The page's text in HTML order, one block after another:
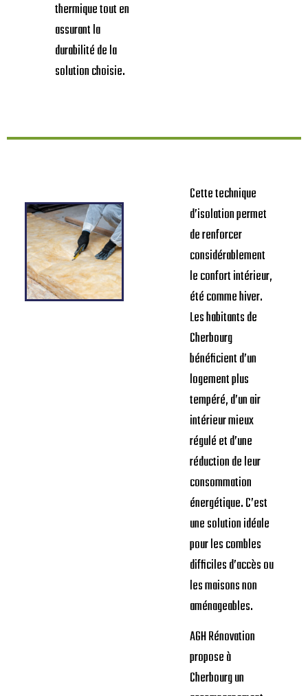
thermique tout en
assurant la
durabilité de la
solution choisie.
Cette technique
d’isolation permet
de renforcer
considérablement
le confort intérieur,
été comme hiver.
Les habitants de
Cherbourg
bénéficient d’un
logement plus
tempéré, d’un air
intérieur mieux
régulé et d’une
réduction de leur
consommation
énergétique. C’est
une solution idéale
pour les combles
difficiles d’accès ou
les maisons non
aménageables.
AGH Rénovation
propose à
Cherbourg un